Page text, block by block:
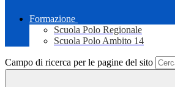
Formazione
Scuola Polo Regionale
Scuola Polo Ambito 14
Campo di ricerca per le pagine del sito